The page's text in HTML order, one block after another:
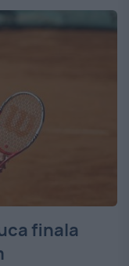
finala